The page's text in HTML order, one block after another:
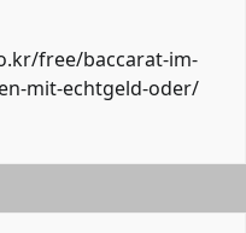
free/baccarat-im-
mit-echtgeld-oder/